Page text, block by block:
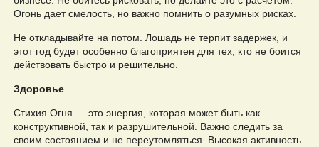
Огонь дает смелость, но важно помнить о разумных рисках.
Не откладывайте на потом. Лошадь не терпит задержек, и
этот год будет особенно благоприятен для тех, кто не боится
действовать быстро и решительно.
Здоровье
Стихия Огня — это энергия, которая может быть как
конструктивной, так и разрушительной. Важно следить за
своим состоянием и не переутомляться. Высокая активность